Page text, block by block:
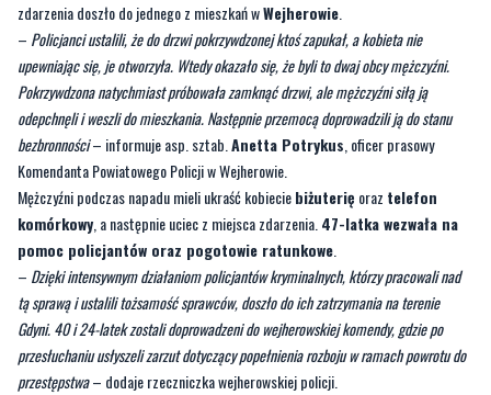
zdarzenia doszło do jednego z mieszkań wWejherowie
– Policjanci ustalili, że do drzwi pokrzywdzonej ktoś zapukał, a kobieta nie
upewniając się, je otworzyła. Wtedy okazało się, że byli to dwaj obcy mężczyźni.
Pokrzywdzona natychmiast próbowała zamknąć drzwi, ale mężczyźni siłą ją
odepchnęli i weszli do mieszkania. Następnie przemocą doprowadzili ją do stanu
bezbronności– informuje asp. sztab. Anetta Potrykus , oficer prasowy
Komendanta Powiatowego Policji w Wejherowie.
Mężczyźni podczas napadu mieli ukraść kobieciebiżuterię oraz telefon
komórkowy , a następnie uciec z miejsca zdarzenia. 47-latka wezwała na
pomoc policjantów oraz pogotowie ratunkowe
– Dzięki intensywnym działaniom policjantów kryminalnych, którzy pracowali nad
tą sprawą i ustalili tożsamość sprawców, doszło do ich zatrzymania na terenie
Gdyni. 40 i 24-latek zostali doprowadzeni do wejherowskiej komendy, gdzie po
przesłuchaniu usłyszeli zarzut dotyczący popełnienia rozboju w ramach powrotu do
przestępstwa– dodaje rzeczniczka wejherowskiej policji.